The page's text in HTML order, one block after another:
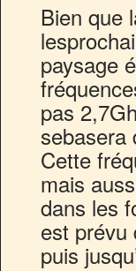
Bien que
paysage
pas
sebasera
Cette
mais
dans les
est prévu
puis